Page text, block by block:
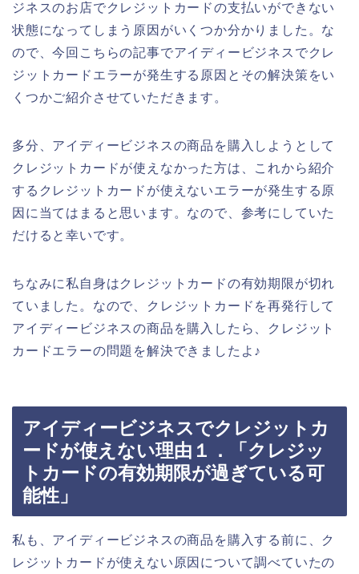
ジネスのお店でクレジットカードの支払いができない
状態になってしまう原因がいくつか分かりました。な
ので、今回こちらの記事でアイディービジネスでクレ
ジットカードエラーが発生する原因とその解決策をい
くつかご紹介させていただきます。
多分、アイディービジネスの商品を購入しようとして
クレジットカードが使えなかった方は、これから紹介
するクレジットカードが使えないエラーが発生する原
因に当てはまると思います。なので、参考にしていた
だけると幸いです。
ちなみに私自身はクレジットカードの有効期限が切れ
ていました。なので、クレジットカードを再発行して
アイディービジネスの商品を購入したら、クレジット
カードエラーの問題を解決できましたよ♪
アイディービジネスでクレジットカ
ードが使えない理由１．「クレジッ
トカードの有効期限が過ぎている可
能性」
私も、アイディービジネスの商品を購入する前に、ク
レジットカードが使えない原因について調べていたの